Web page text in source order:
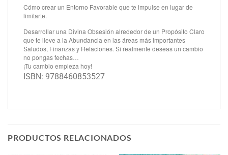
Cómo crear un Entorno Favorable que te impulse en lugar de
limitarte.
Desarrollar una Divina Obsesión alrededor de un Propósito Claro
que te lleve a la Abundancia en las áreas más importantes
Saludos, Finanzas y Relaciones. Si realmente deseas un cambio
no pongas fechas…
¡Tu cambio empieza hoy!
ISBN: 9788460853527
PRODUCTOS RELACIONADOS